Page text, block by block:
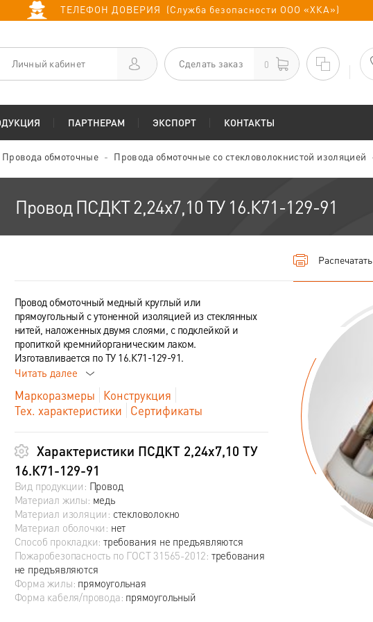
ТЕЛЕФОН ДОВЕРИЯ (Служба безопасности ООО «ХКА»)
Личный кабинет Сделать заказ 0
ПАРТНЕРАМ ЭКСПОРТ КОНТАКТЫ
Провода обмоточные Провода обмоточные со стекловолокнистой изоляцией
Провод ПСДКТ 2,24х7,10 ТУ 16.К71-129-91
Распечатать
Провод обмоточный медный круглый или
прямоугольный с утоненной изоляцией из стеклянных
нитей, наложенных двумя слоями, с подклейкой и
пропиткой кремнийорганическим лаком.
Изготавливается по ТУ 16.К71-129-91.
Читать далее
Маркоразмеры
Конструкция
Тех. характеристики
Сертификаты
Характеристики ПСДКТ 2,24х7,10 ТУ
16.К71-129-91
Вид продукции: Провод
Материал жилы: медь
Материал изоляции: стекловолокно
Материал оболочки: нет
Способ прокладки: требования не предъявляются
Пожаробезопасность по ГОСТ 31565-2012: требования
не предъявляются
Форма жилы: прямоугольная
Форма кабеля/провода: прямоугольный